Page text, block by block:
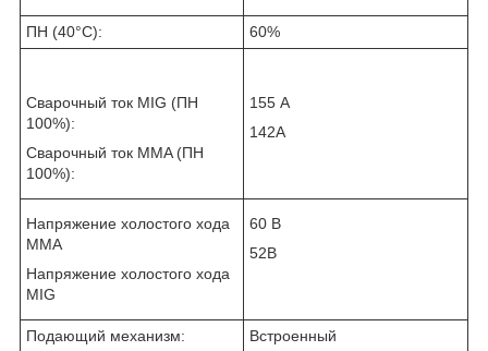
ПН (40°C): 60%
Сварочный ток MIG (ПН
100%):
Сварочный ток MMA (ПН
100%):
155 А
142A
Напряжение холостого хода
MMA
Напряжение холостого хода
MIG
60 В
52B
Подающий механизм: Встроенный